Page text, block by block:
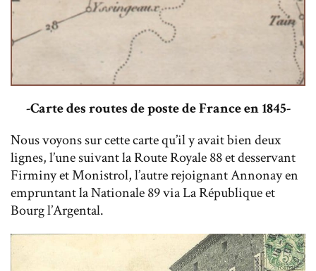
-Carte des routes de poste de France en 1845-
Nous voyons sur cette carte qu’il y avait bien deux
lignes, l’une suivant la Route Royale 88 et desservant
Firminy et Monistrol, l’autre rejoignant Annonay en
empruntant la Nationale 89 via La République et
Bourg l’Argental.